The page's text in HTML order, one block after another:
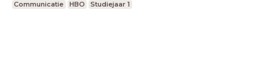
Communicatie HBO Studiejaar 1